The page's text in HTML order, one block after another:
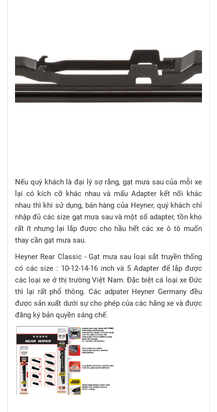
Nếu quý khách là đại lý sợ rằng, gạt mưa sau của mỗi xe
lại có kích cỡ khác nhau và mấu Adapter kết nối khác
nhau thì khi sử dụng, bán hàng của Heyner, quý khách chỉ
nhập đủ các size gạt mưa sau và một số adapter, tồn kho
rất ít nhưng lại lắp được cho hầu hết các xe ô tô muốn
thay cần gạt mưa sau.
Heyner Rear Classic - Gạt mưa sau loại sắt truyền thống
có các size : 10-12-14-16 inch và 5 Adapter để lắp được
các loại xe ở thị trường Việt Nam. Đặc biệt cá loại xe Đức
thì lại rất phổ thông. Các adpater Heyner Germany đều
được sản xuất dưới sự cho phép của các hãng xe và được
đăng ký bản quyền sáng chế.